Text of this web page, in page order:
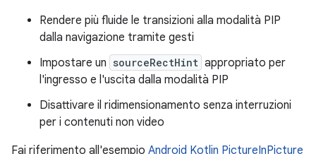
Rendere più fluide le transizioni alla modalità PIP
dalla navigazione tramite gesti
Impostare un sourceRectHint appropriato per
l'ingresso e l'uscita dalla modalità PIP
Disattivare il ridimensionamento senza interruzioni
per i contenuti non video
Fai riferimento all'esempio Android Kotlin PictureInPicture